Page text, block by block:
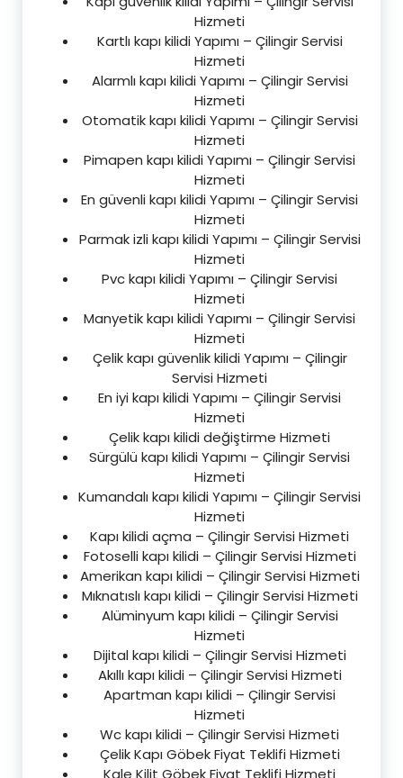
Hizmeti
Kartlı kapı kilidi Yapımı – Çilingir Servisi
Hizmeti
Alarmlı kapı kilidi Yapımı – Çilingir Servisi
Hizmeti
Otomatik kapı kilidi Yapımı – Çilingir Servisi
Hizmeti
Pimapen kapı kilidi Yapımı – Çilingir Servisi
Hizmeti
En güvenli kapı kilidi Yapımı – Çilingir Servisi
Hizmeti
Parmak izli kapı kilidi Yapımı – Çilingir Servisi
Hizmeti
Pvc kapı kilidi Yapımı – Çilingir Servisi
Hizmeti
Manyetik kapı kilidi Yapımı – Çilingir Servisi
Hizmeti
Çelik kapı güvenlik kilidi Yapımı – Çilingir
Servisi Hizmeti
En iyi kapı kilidi Yapımı – Çilingir Servisi
Hizmeti
Çelik kapı kilidi değiştirme Hizmeti
Sürgülü kapı kilidi Yapımı – Çilingir Servisi
Hizmeti
Kumandalı kapı kilidi Yapımı – Çilingir Servisi
Hizmeti
Kapı kilidi açma – Çilingir Servisi Hizmeti
Fotoselli kapı kilidi – Çilingir Servisi Hizmeti
Amerikan kapı kilidi – Çilingir Servisi Hizmeti
Mıknatıslı kapı kilidi – Çilingir Servisi Hizmeti
Alüminyum kapı kilidi – Çilingir Servisi
Hizmeti
Dijital kapı kilidi – Çilingir Servisi Hizmeti
Akıllı kapı kilidi – Çilingir Servisi Hizmeti
Apartman kapı kilidi – Çilingir Servisi
Hizmeti
Wc kapı kilidi – Çilingir Servisi Hizmeti
Çelik Kapı Göbek Fiyat Teklifi Hizmeti